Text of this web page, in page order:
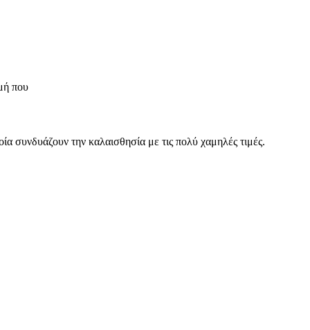
που
συνδυάζουν την καλαισθησία με τις πολύ χαμηλές τιμές.